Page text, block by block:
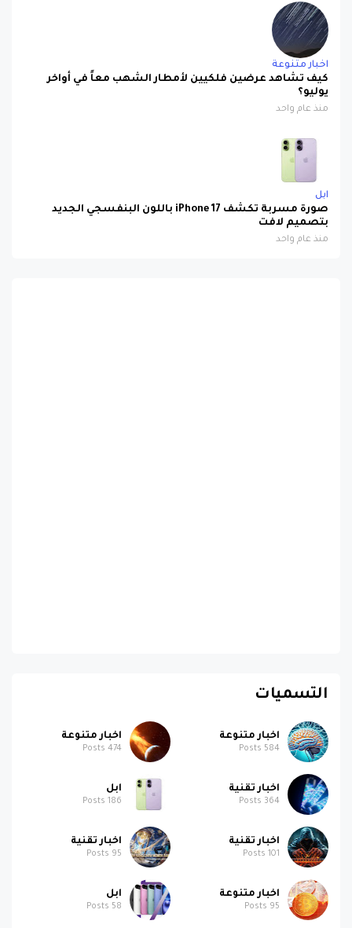
اخبار متنوعة
كيف تشاهد عرضين فلكيين لأمطار الشهب معاً في أواخر
يوليو؟
منذ عام واحد
ابل
صورة مسربة تكشف iPhone 17 باللون البنفسجي الجديد
بتصميم لافت
منذ عام واحد
التسميات
اخبار متنوعة
584
اخبار متنوعة
474
اخبار تقنية
364
ابل
186
اخبار تقنية
101
اخبار تقنية
95
اخبار متنوعة
95
ابل
58